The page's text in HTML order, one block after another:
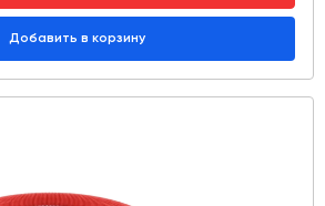
Добавить в корзину